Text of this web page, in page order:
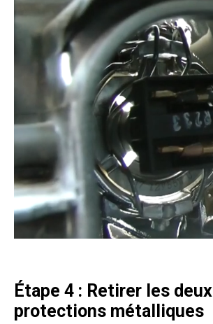
Étape 4 : Retirer les deux
protections métalliques